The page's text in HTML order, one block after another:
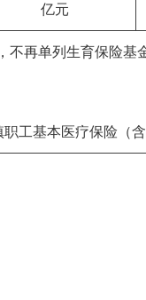
亿元
不再单列生育保险基
工基本医疗保险（